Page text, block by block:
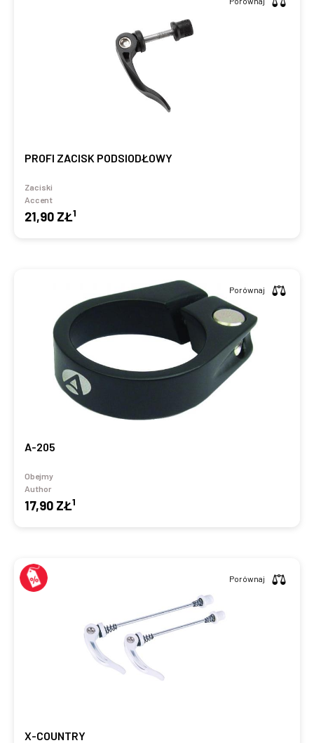
PROFI ZACISK PODSIODŁOWY
Zaciski
Accent
21,90 ZŁ1
A-205
Obejmy
Author
17,90 ZŁ1
Porównaj
X-COUNTRY
Porównaj